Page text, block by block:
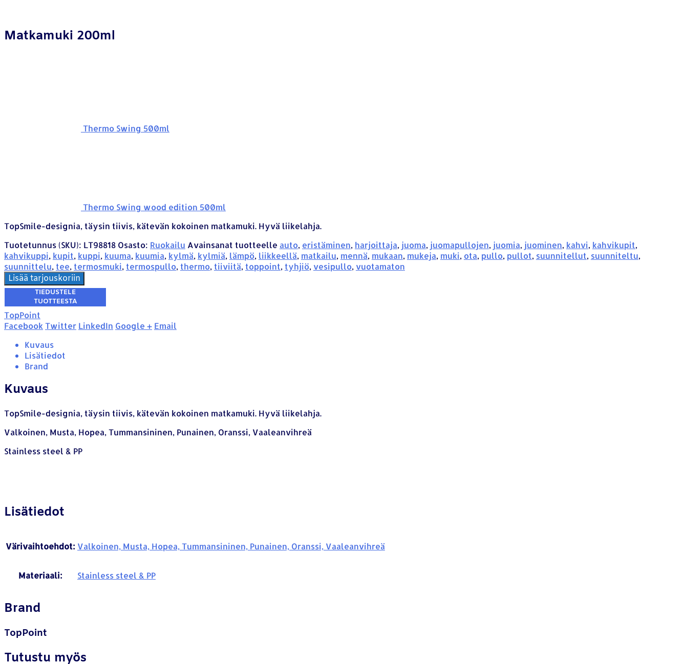
Matkamuki 200ml
Thermo Swing 500ml
Thermo Swing wood edition 500ml
TopSmile-designia, täysin tiivis, kätevän kokoinen matkamuki. Hyvä liikelahja.
Tuotetunnus (SKU): LT98818 Osasto: Ruokailu Avainsanat tuotteelle auto, eristäminen, harjoittaja, juoma, juomapullojen, juomia, juominen, kahvi, kahvikupit,
kahvikuppi, kupit, kuppi, kuuma, kuumia, kylmä, kylmiä, lämpö, liikkeellä, matkailu, mennä, mukaan, mukeja, muki, ota, pullo, pullot, suunnitellut, suunniteltu,
suunnittelu,tee,termosmuki,termospullo,thermo,tiiviitä,toppoint,tyhjiö, vesipullo, vuotamaton
Lisää tarjouskoriin
TopPoint
Facebook Twitter LinkedIn Google + Email
Kuvaus
Lisätiedot
Brand
Kuvaus
TopSmile-designia, täysin tiivis, kätevän kokoinen matkamuki. Hyvä liikelahja.
Valkoinen, Musta, Hopea, Tummansininen, Punainen, Oranssi, Vaaleanvihreä
Stainless steel & PP
Lisätiedot
Värivaihtoehdot: Valkoinen, Musta, Hopea, Tummansininen, Punainen, Oranssi, Vaaleanvihreä
Materiaali: Stainless steel & PP
Brand
TopPoint
Tutustu myös